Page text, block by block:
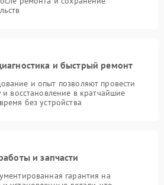
и быстрый ремонт
и опыт позволяют провести
и восстановление в кратчайшие
без устройства
и запчасти
гарантия на